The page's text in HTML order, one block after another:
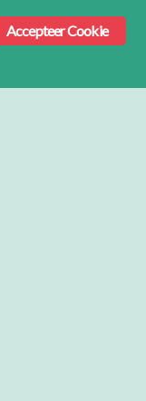
Accepteer Cookie